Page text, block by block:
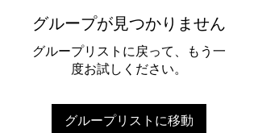
グループが見つかりません
グループリストに戻って、もう一
度お試しください。
グループリストに移動